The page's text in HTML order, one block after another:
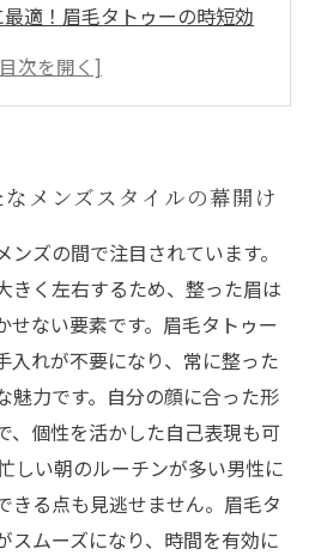
適！眉毛タトゥーの時短効
ンズ眉毛タトゥーのスタイル
を再発見：見た目だけじゃ
メンズスタイルの幕開け
ズの間で注目されています。
きく左右するため、整った眉は
せない要素です。眉毛タトゥー
入れが不要になり、常に整った
魅力です。自分の顔に合った形
、個性を活かした自己表現も可
しい朝のルーチンが多い男性に
きる点も見逃せません。眉毛タ
スムーズになり、時間を有効に